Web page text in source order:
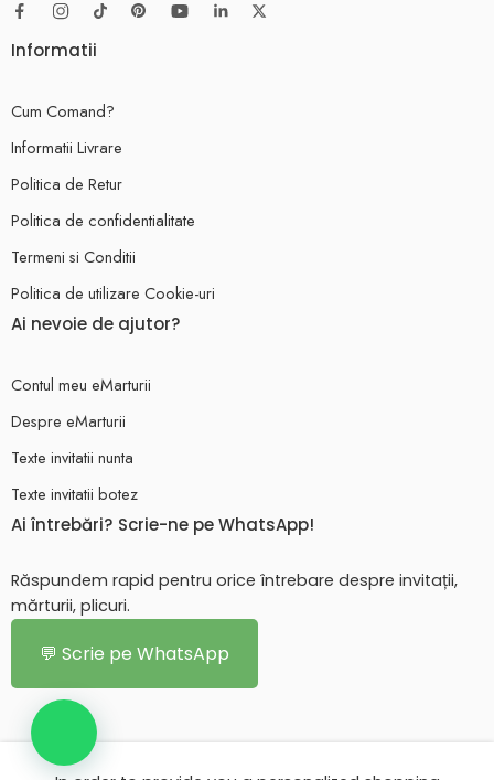
Informatii
Cum Comand?
Informatii Livrare
Politica de Retur
Politica de confidentialitate
Termeni si Conditii
Politica de utilizare Cookie-uri
Ai nevoie de ajutor?
Contul meu eMarturii
Despre eMarturii
Texte invitatii nunta
Texte invitatii botez
Ai întrebări? Scrie-ne pe WhatsApp!
Răspundem rapid pentru orice întrebare despre invitații,
mărturii, plicuri.
💬 Scrie pe WhatsApp